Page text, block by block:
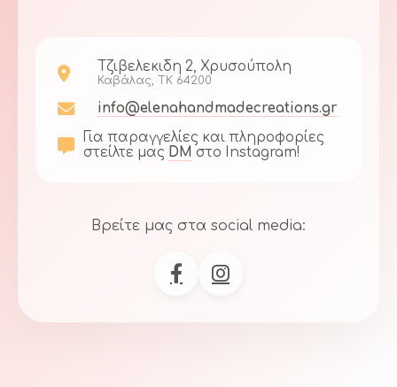
Τζιβελεκιδη 2, Χρυσούπολη
Καβάλας, ΤΚ 64200
info@elenahandmadecreations.gr
Για παραγγελίες και πληροφορίες
στείλτε μας DM στο Instagram!
Βρείτε μας στα social media: